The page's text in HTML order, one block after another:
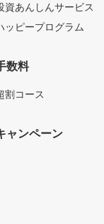
資あんしんサービス
ッピープログラム
数料
割コース
ャンペーン